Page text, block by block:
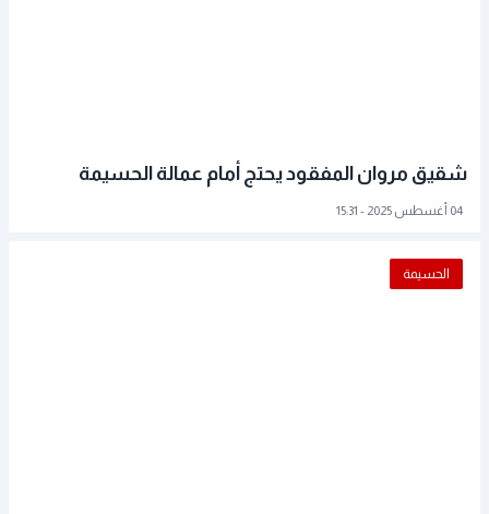
شقيق مروان المفقود يحتج أمام عمالة الحسيمة
04 أغسطس 2025 - 15:31
الحسيمة